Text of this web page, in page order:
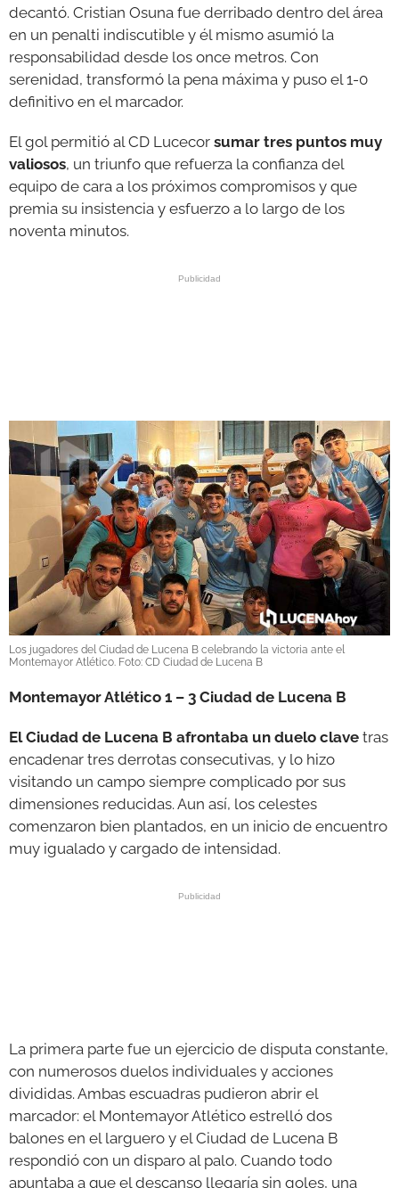
decantó. Cristian Osuna fue derribado dentro del área
en un penalti indiscutible y él mismo asumió la
responsabilidad desde los once metros. Con
serenidad, transformó la pena máxima y puso el 1-0
definitivo en el marcador.
El gol permitió al CD Lucecor sumar tres puntos muy
valiosos, un triunfo que refuerza la confianza del
equipo de cara a los próximos compromisos y que
premia su insistencia y esfuerzo a lo largo de los
noventa minutos.
Los jugadores del Ciudad de Lucena B celebrando la victoria ante el
Montemayor Atlético. Foto: CD Ciudad de Lucena B
Montemayor Atlético 1 – 3 Ciudad de Lucena B
El Ciudad de Lucena B afrontaba un duelo clave tras
encadenar tres derrotas consecutivas, y lo hizo
visitando un campo siempre complicado por sus
dimensiones reducidas. Aun así, los celestes
comenzaron bien plantados, en un inicio de encuentro
muy igualado y cargado de intensidad.
La primera parte fue un ejercicio de disputa constante,
con numerosos duelos individuales y acciones
divididas. Ambas escuadras pudieron abrir el
marcador: el Montemayor Atlético estrelló dos
balones en el larguero y el Ciudad de Lucena B
respondió con un disparo al palo. Cuando todo
apuntaba a que el descanso llegaría sin goles, una